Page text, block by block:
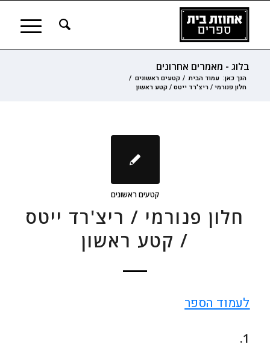
בלוג - מאמרים אחרונים
הנך כאן: עמוד הבית / קטעים ראשונים /
חלון פנורמי / ריצ'רד ייטס / קטע ראשון
קטעים ראשונים
חלון פנורמי / ריצ'רד ייטס
/ קטע ראשון
לעמוד הספר
1.